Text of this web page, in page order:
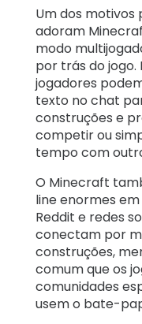
Um dos motivos
adoram
modo
por trás do jogo.
jogadores
texto no chat
construções e
competir ou
tempo com
O Minecraft
line enormes
Reddit e redes
conectam por
construções,
comum que os
comunidades
usem o bate-